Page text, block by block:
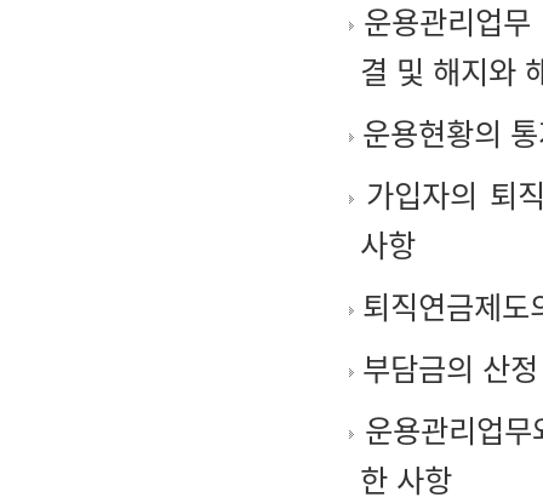
운용관리업
결 및 해지와
운용현황의
가입자의 퇴
사항
퇴직연금제도
부담금의 산
운용관리업
한 사항